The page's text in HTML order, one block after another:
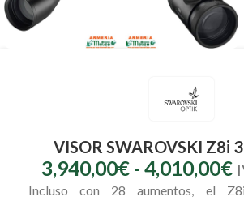
VISOR SWAROVSKI Z8i
3,940,00€ - 4,010,00€
Incluso con 28 aumentos, el